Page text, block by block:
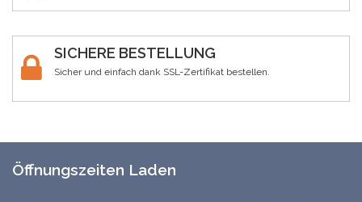
SICHERE BESTELLUNG
Sicher und einfach dank SSL-Zertifikat bestellen.
Öffnungszeiten Laden